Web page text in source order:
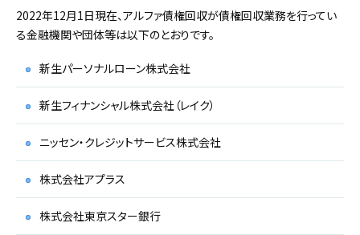
2022年12月1日現在、アルファ債権回収が債権回収業務を行ってい
る金融機関や団体等は以下のとおりです。
新生パーソナルローン株式会社
新生フィナンシャル株式会社（レイク）
ニッセン・クレジットサービス株式会社
株式会社アプラス
株式会社東京スター銀行